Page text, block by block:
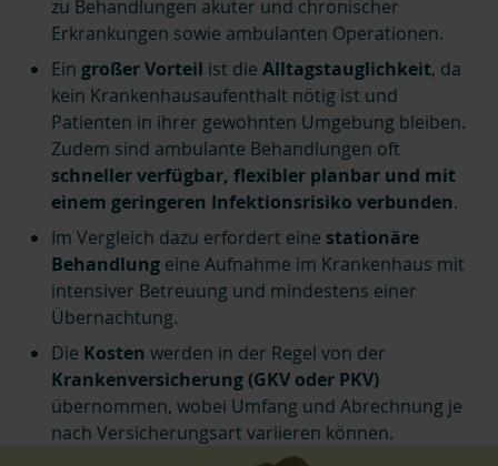
zu Behandlungen akuter und chronischer
Erkrankungen sowie ambulanten Operationen.
Ein großer Vorteil ist die Alltagstauglichkeit, da
kein Krankenhausaufenthalt nötig ist und
Patienten in ihrer gewohnten Umgebung bleiben.
Zudem sind ambulante Behandlungen oft
schneller verfügbar, flexibler planbar und mit
einem geringeren Infektionsrisiko verbunden.
Im Vergleich dazu erfordert eine stationäre
Behandlung eine Aufnahme im Krankenhaus mit
intensiver Betreuung und mindestens einer
Übernachtung.
Die Kosten werden in der Regel von der
Krankenversicherung (GKV oder PKV)
übernommen, wobei Umfang und Abrechnung je
nach Versicherungsart variieren können.